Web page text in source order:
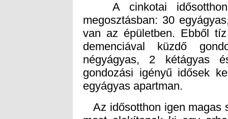
A cinkotai
megosztásban: 30
van az épületben. Ebből
demenciával küzdő
négyágyas, 2 kétágyas
gondozási igényű idősek
egyágyas apartman.
Az idősotthon igen magas
most alakítanak ki egy
bányató, amelynek
apartmanokon kívül